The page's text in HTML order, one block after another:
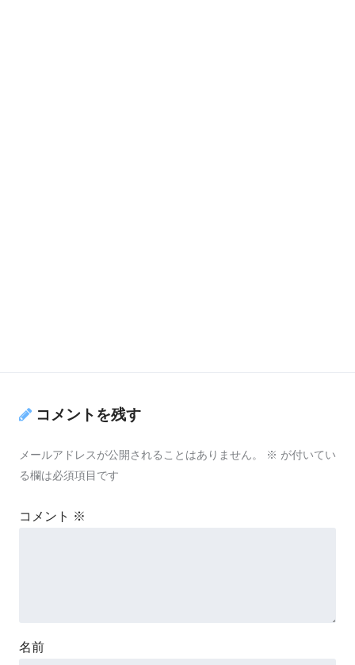
コメントを残す
メールアドレスが公開されることはありません。 ※ が付いてい
る欄は必須項目です
コメント ※
名前